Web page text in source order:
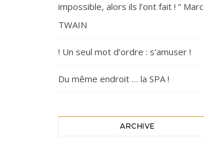
impossible, alors ils l’ont fait ! ” Marc
TWAIN
! Un seul mot d’ordre : s’amuser !
Du même endroit … la SPA !
ARCHIVE